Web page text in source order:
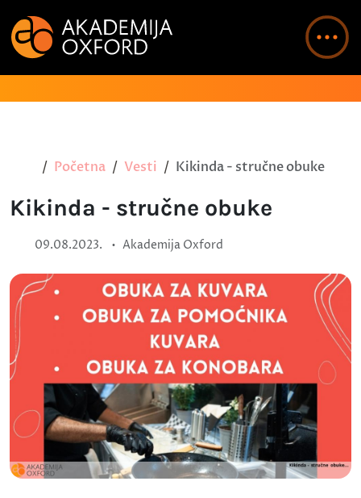
Početna Vesti Kikinda - stručne obuke
Kikinda - stručne obuke
09.08.2023. • Akademija Oxford